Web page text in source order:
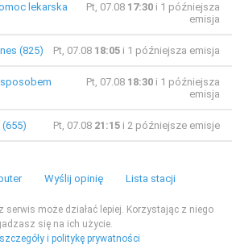
lekarska
Pt, 07.08 17:30 i 1 późniejsza
emisja
(825) Pt, 07.08 18:05 i 1 późniejsza emisja
sposobem
Pt, 07.08 18:30 i 1 późniejsza
emisja
Pt, 07.08 21:15 i 2 późniejsze emisje
Wyślij opinię Lista stacji
serwis może działać lepiej. Korzystając z niego
się na ich użycie.
i politykę prywatności